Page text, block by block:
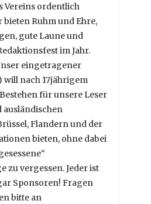
Vereins ordentlich
Ruhm und Ehre,
gute Laune und
im Jahr.
eingetragener
will nach 17jährigem
für unsere Leser
ausländischen
Flandern und der
bieten, ohne dabei
zu vergessen. Jeder ist
Sponsoren! Fragen
bitte an